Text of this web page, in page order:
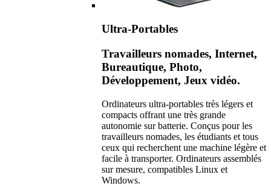
Ultra-Portables
Travailleurs nomades, Internet,
Bureautique, Photo,
Développement, Jeux vidéo.
Ordinateurs ultra-portables très légers et
compacts offrant une très grande
autonomie sur batterie. Conçus pour les
travailleurs nomades, les étudiants et tous
ceux qui recherchent une machine légère et
facile à transporter. Ordinateurs assemblés
sur mesure, compatibles Linux et
Windows.